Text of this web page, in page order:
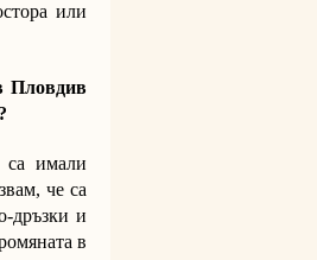
или
Пловдив
са имали
че са
дръзки и
в